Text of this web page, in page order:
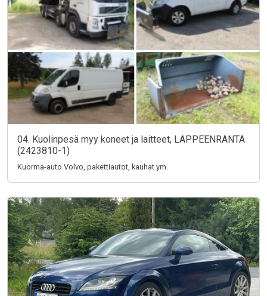
04. Kuolinpesä myy koneet ja laitteet, LAPPEENRANTA
(2423810-1)
Kuorma-auto Volvo, pakettiautot, kauhat ym.